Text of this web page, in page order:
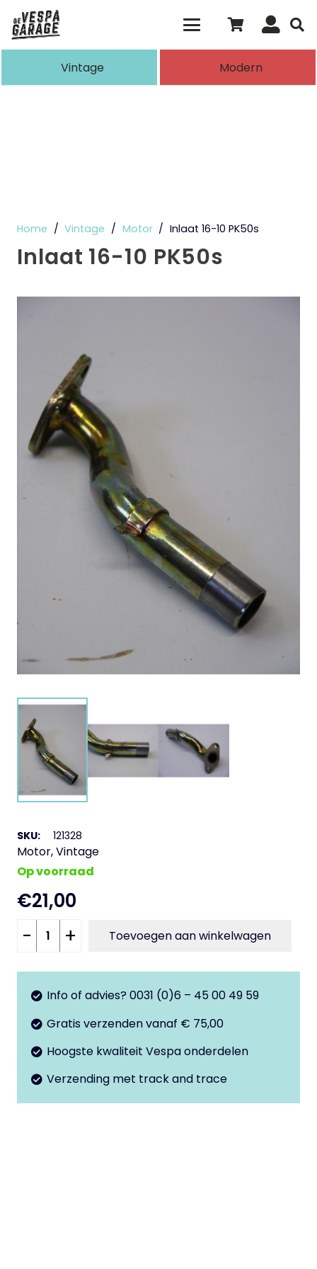
de resultaten voor automatisch
Vintage Modern
Home / Vintage / Motor / Inlaat 16-10 PK50s
Inlaat 16-10 PK50s
SKU: 121328
Motor,Vintage
Op voorraad
€21,00
Inlaat
10
PK50s
- + Toevoegen aan winkelwagen
Info of advies? 0031 (0)6 – 45 00 49 59
Gratis verzenden vanaf € 75,00
Hoogste kwaliteit Vespa onderdelen
Verzending met track and trace